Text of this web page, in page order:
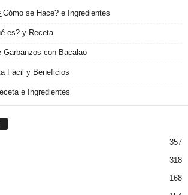
se Hace? e Ingredientes
es? y Receta
Garbanzos con Bacalao
Fácil y Beneficios
e Ingredientes
357
318
168